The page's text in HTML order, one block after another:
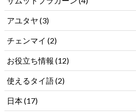
アユタヤ (3)
チェンマイ (2)
お役立ち情報 (12)
使えるタイ語(2)
日本(17)